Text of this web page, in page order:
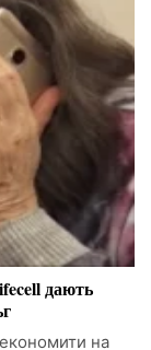
дають
на